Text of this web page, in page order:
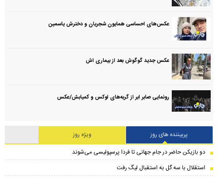
عکس‌های احساسی همایون شجریان و دخترش یاسمین
عکس جدید گوگوش بعد از بیماری اش
رونمایی صابر ابر از گربه‌های لوکس و کمیابش/عکس
پربیننده های روز
ویژه روز
دو بازیکن حاضر در جام جهانی تا فردا پرسپولیسی می‌شوند
استقلال با سه گل به استقبال لیگ رفت